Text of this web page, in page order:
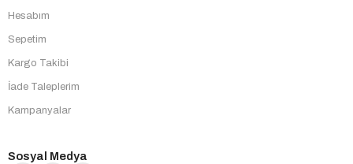
Hesabım
Sepetim
Kargo Takibi
İade Taleplerim
Kampanyalar
Sosyal Medya